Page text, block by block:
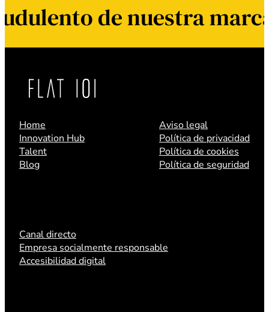
de nuestra marca
Home
Innovation Hub
Talent
Blog
Aviso legal
Política de privacidad
Política de cookies
Política de seguridad
Canal directo
Empresa socialmente responsable
Accesibilidad digital